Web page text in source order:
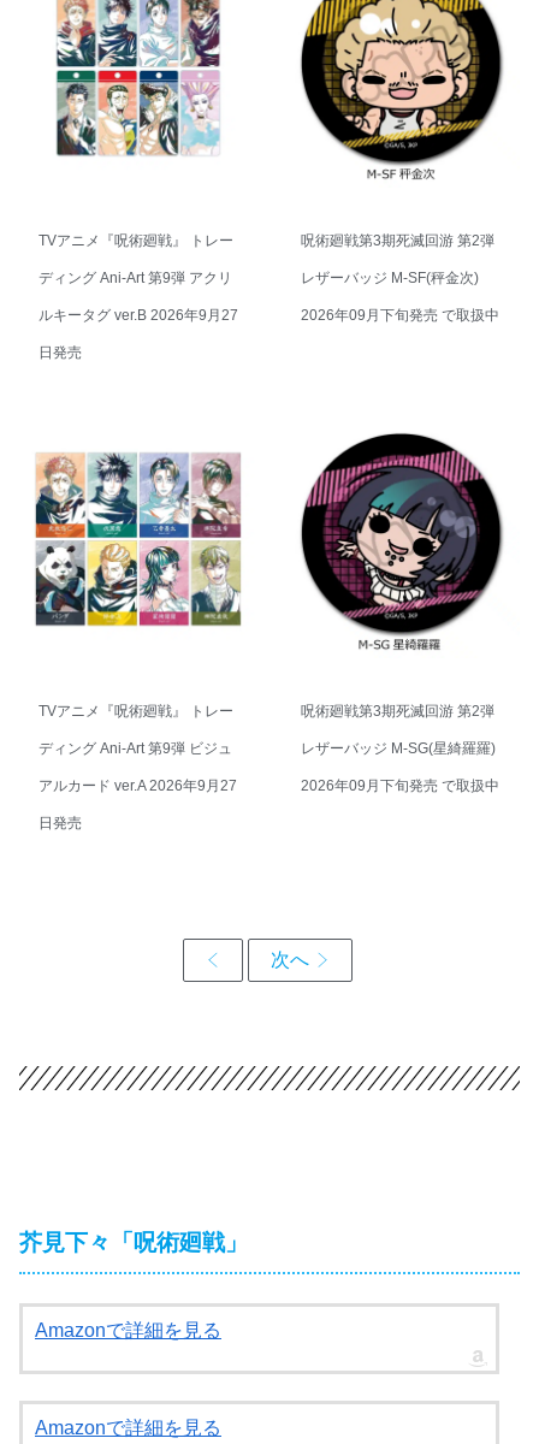
TVアニメ『呪術廻戦』 トレー
ディング Ani-Art 第9弾 アクリ
ルキータグ ver.B 2026年9月27
日発売
呪術廻戦第3期死滅回游 第2弾
レザーバッジ M-SF(秤金次)
2026年09月下旬発売 で取扱中
TVアニメ『呪術廻戦』 トレー
ディング Ani-Art 第9弾 ビジュ
アルカード ver.A 2026年9月27
日発売
呪術廻戦第3期死滅回游 第2弾
レザーバッジ M-SG(星綺羅羅)
2026年09月下旬発売 で取扱中
芥見下々「呪術廻戦」
Amazonで詳細を見る
Amazonで詳細を見る